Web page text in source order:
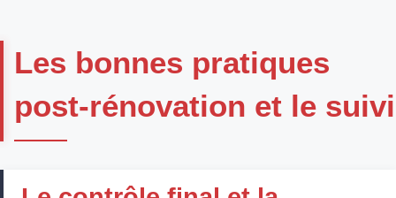
Les bonnes pratiques
post-rénovation et le suivi